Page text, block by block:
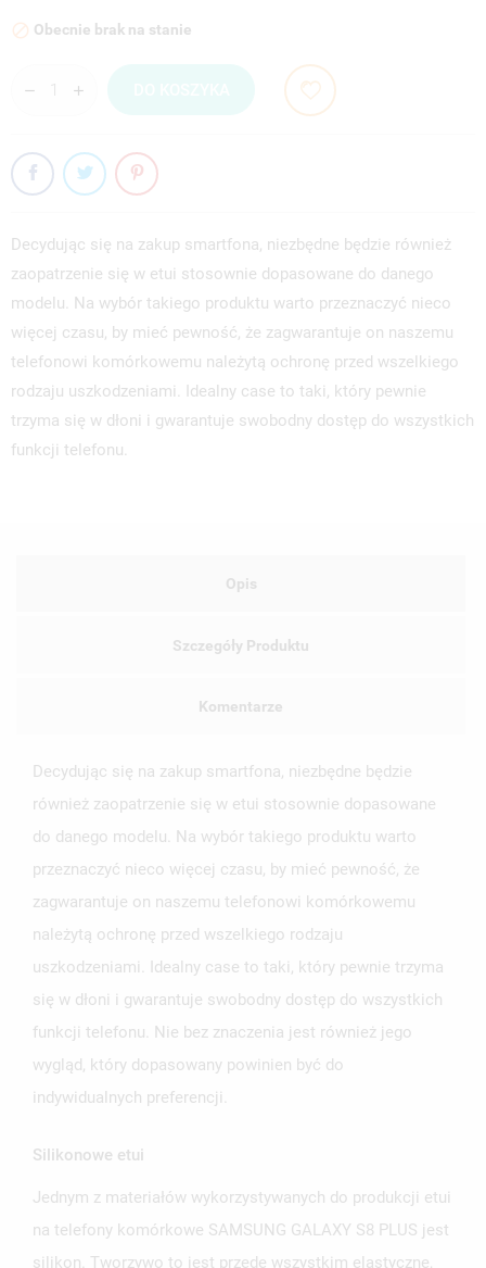
 Obecnie brak na stanie
Decydując się na zakup smartfona, niezbędne będzie również
zaopatrzenie się w etui stosownie dopasowane do danego
modelu. Na wybór takiego produktu warto przeznaczyć nieco
więcej czasu, by mieć pewność, że zagwarantuje on naszemu
telefonowi komórkowemu należytą ochronę przed wszelkiego
rodzaju uszkodzeniami. Idealny case to taki, który pewnie
trzyma się w dłoni i gwarantuje swobodny dostęp do wszystkich
funkcji telefonu.
Opis
Szczegóły Produktu
Komentarze
Decydując się na zakup smartfona, niezbędne będzie
również zaopatrzenie się w etui stosownie dopasowane
do danego modelu. Na wybór takiego produktu warto
przeznaczyć nieco więcej czasu, by mieć pewność, że
zagwarantuje on naszemu telefonowi komórkowemu
należytą ochronę przed wszelkiego rodzaju
uszkodzeniami. Idealny case to taki, który pewnie trzyma
się w dłoni i gwarantuje swobodny dostęp do wszystkich
funkcji telefonu. Nie bez znaczenia jest również jego
wygląd, który dopasowany powinien być do
indywidualnych preferencji.
Silikonowe etui
Jednym z materiałów wykorzystywanych do produkcji etui
na telefony komórkowe SAMSUNG GALAXY S8 PLUS jest
silikon. Tworzywo to jest przede wszystkim elastyczne,